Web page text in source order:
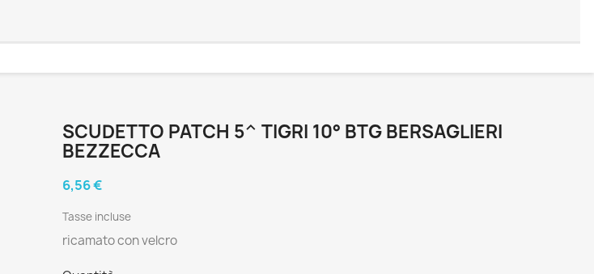
SCUDETTO PATCH 5^ TIGRI 10° BTG BERSAGLIERI
BEZZECCA
6,56 €
Tasse incluse
ricamato con velcro